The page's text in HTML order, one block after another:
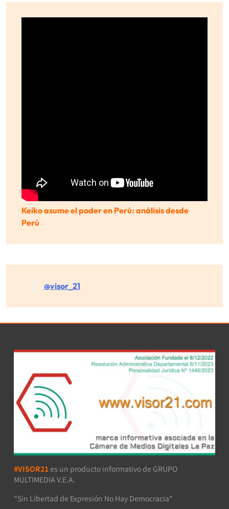
Keiko asume el poder en Perú: análisis desde
Perú
@visor_21
#VISOR21 es un producto informativo de GRUPO
MULTIMEDIA V.E.A.
"Sin Libertad de Expresión No Hay Democracia"